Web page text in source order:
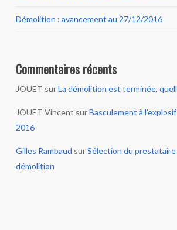
Démolition : avancement au 27/12/2016
Commentaires récents
JOUET surLa démolition est terminée,
JOUET Vincent surBasculement à
2016
Gilles Rambaud surSélection du prestataire
démolition